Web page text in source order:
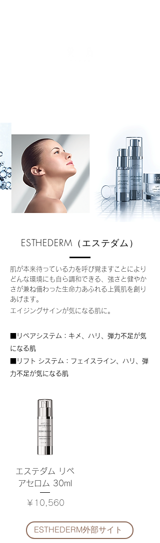
ESTHEDERM（エステダム）
肌が本来待っている力を呼び覚ますことにより
どんな環境にも自ら調和できる、強さと健やか
さが兼ね備わった生命力あふれる上質肌を創り
あげます。
エイジングサインが気になる肌​に​。
■リペアシステム： キメ、ハリ、弾力不足が気
になる肌
■リフト システム：フェイスライン、ハリ、弾
力不足が気になる肌
エステダム リペ
アセロム 30ml
価格
￥10,560
ESTHEDERM外部サイト